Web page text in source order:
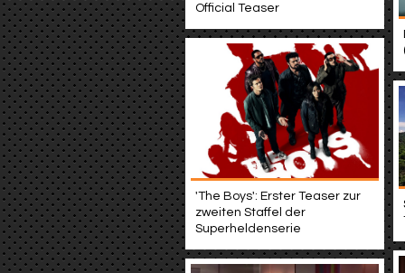
Official Teaser
'The Boys': Erster Teaser zur
zweiten Staffel der
Superheldenserie